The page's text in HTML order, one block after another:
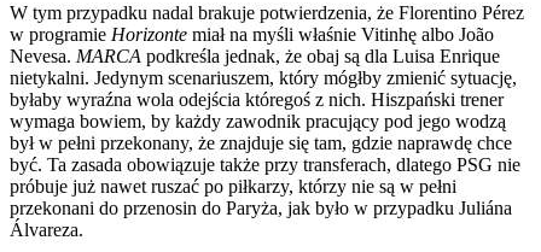
W tym przypadku nadal brakuje potwierdzenia, że Florentino Pérez
w programie Horizonte miał na myśli właśnie Vitinhę albo João
Nevesa. MARCA podkreśla jednak, że obaj są dla Luisa Enrique
nietykalni. Jedynym scenariuszem, który mógłby zmienić sytuację,
byłaby wyraźna wola odejścia któregoś z nich. Hiszpański trener
wymaga bowiem, by każdy zawodnik pracujący pod jego wodzą
był w pełni przekonany, że znajduje się tam, gdzie naprawdę chce
być. Ta zasada obowiązuje także przy transferach, dlatego PSG nie
próbuje już nawet ruszać po piłkarzy, którzy nie są w pełni
przekonani do przenosin do Paryża, jak było w przypadku Juliána
Álvareza.